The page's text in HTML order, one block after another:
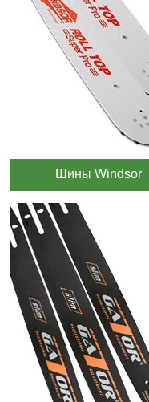
Шины Windsor